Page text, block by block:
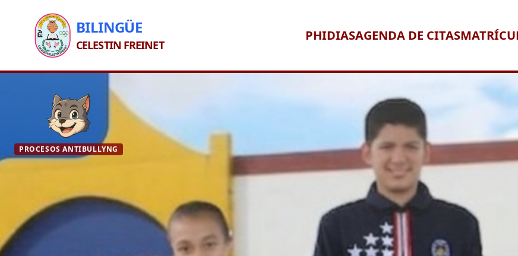
BILINGÜE
CELESTIN FREINET
PHIDIASAGENDA DE CITAS
PROCESOS ANTIBULLYNG